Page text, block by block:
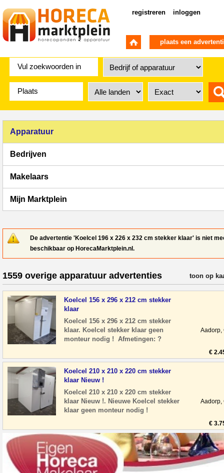
registreren inloggen
plaats een
Apparatuur
Bedrijven
Makelaars
Mijn Marktplein
De advertentie 'Koelcel 196 x 226 x 232 cm stekker klaar' is niet
beschikbaar op HorecaMarktplein.nl.
1559 overige apparatuur advertenties verfijn
toon op
Koelcel 156 x 296 x 212 cm stekker
klaar
Koelcel 156 x 296 x 212 cm stekker
klaar. Koelcel stekker klaar geen
monteur nodig ! Afmetingen: ?
Hoogte: 212 cm
Aadorp,
€
Koelcel 210 x 210 x 220 cm stekker
klaar Nieuw !
Koelcel 210 x 210 x 220 cm stekker
klaar Nieuw !. Nieuwe Koelcel stekker
klaar geen monteur nodig !
Diepte: 210 cm ? H
Aadorp,
€